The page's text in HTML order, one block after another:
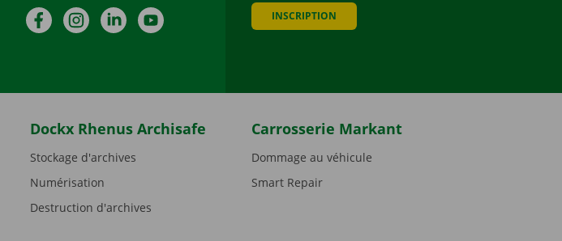
FacebookInstagramLinkedInYouTube INSCRIPTION
Dockx Rhenus Archisafe
Stockage d'archives
Numérisation
Destruction d'archives
Carrosserie Markant
Dommage au véhicule
Smart Repair